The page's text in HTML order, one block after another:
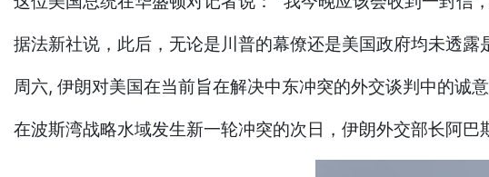
据法新社说，此后，无论是川普的幕僚还是美国政府均未透露
周六, 伊朗对美国在当前旨在解决中东冲突的外交谈判中的诚
在波斯湾战略水域发生新一轮冲突的次日，伊朗外交部长阿巴